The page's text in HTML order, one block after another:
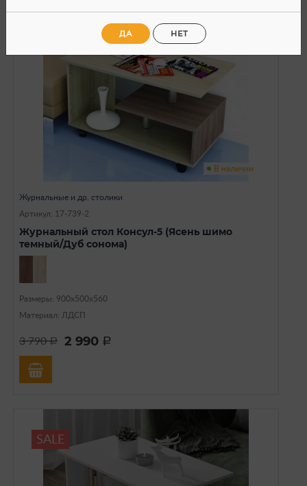
В наличии
Журнальные и др. столики
Артикул: 17-739-2
Журнальный стол Консул-5 (Ясень шимо
темный/Дуб сонома)
Размеры: 900х500х560
Материал: ЛДСП
3 790a 2 990 a
SALE
ДА НЕТ